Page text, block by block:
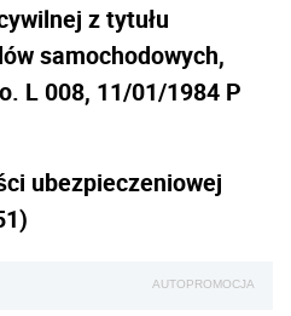
z tytułu
samochodowych,
L 008, 11/01/1984 P
ubezpieczeniowej
AUTOPROMOCJA